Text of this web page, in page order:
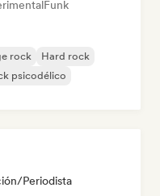
Funk
rock
Hard rock
psicodélico
Periodista